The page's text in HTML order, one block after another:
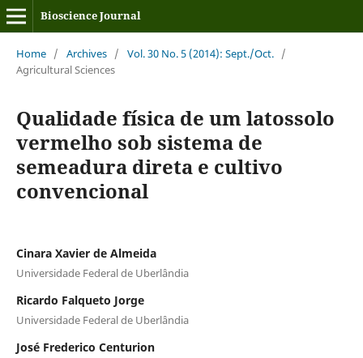
Bioscience Journal
Home / Archives / Vol. 30 No. 5 (2014): Sept./Oct. /
Agricultural Sciences
Qualidade física de um latossolo
vermelho sob sistema de
semeadura direta e cultivo
convencional
Cinara Xavier de Almeida
Universidade Federal de Uberlândia
Ricardo Falqueto Jorge
Universidade Federal de Uberlândia
José Frederico Centurion